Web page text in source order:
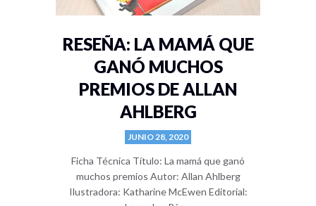
RESEÑA: LA MAMÁ QUE
GANÓ MUCHOS
PREMIOS DE ALLAN
AHLBERG
JUNIO 28, 2020
Ficha Técnica Título: La mamá que ganó
muchos premios Autor: Allan Ahlberg
Ilustradora: Katharine McEwen Editorial: